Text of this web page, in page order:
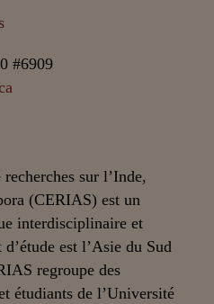
#6909
sur l’Inde,
(CERIAS) est un
interdisciplinaire et
est l’Asie du Sud
regroupe des
étudiants de l’Université